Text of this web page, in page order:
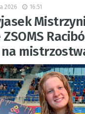
2026 16:51
na